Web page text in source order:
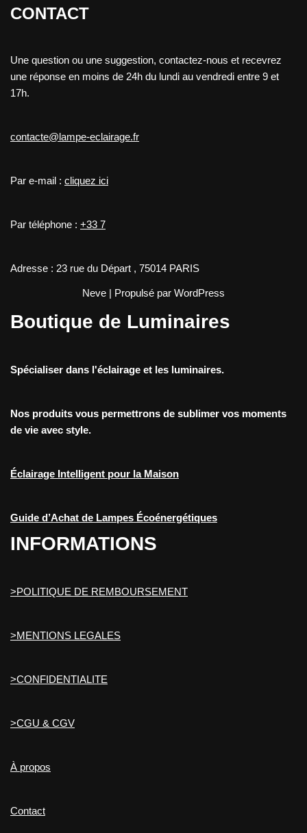
CONTACT
Une question ou une suggestion, contactez-nous et recevrez
une réponse en moins de 24h du lundi au vendredi entre 9 et
17h.
contacte@lampe-eclairage.fr
Par e-mail : cliquez ici
Par téléphone : +33 7
Adresse : 23 rue du Départ , 75014 PARIS
Neve | Propulsé par WordPress
Boutique de Luminaires
Spécialiser dans l'éclairage et les luminaires.
Nos produits vous permettrons de sublimer vos moments
de vie avec style.
Éclairage Intelligent pour la Maison
Guide d’Achat de Lampes Écoénergétiques
INFORMATIONS
>POLITIQUE DE REMBOURSEMENT
>MENTIONS LEGALES
>CONFIDENTIALITE
>CGU & CGV
À propos
Contact